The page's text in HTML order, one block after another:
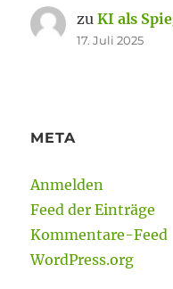
zuKI als
17. Juli 2025
META
Anmelden
Feed der Einträge
Kommentare-Feed
WordPress.org